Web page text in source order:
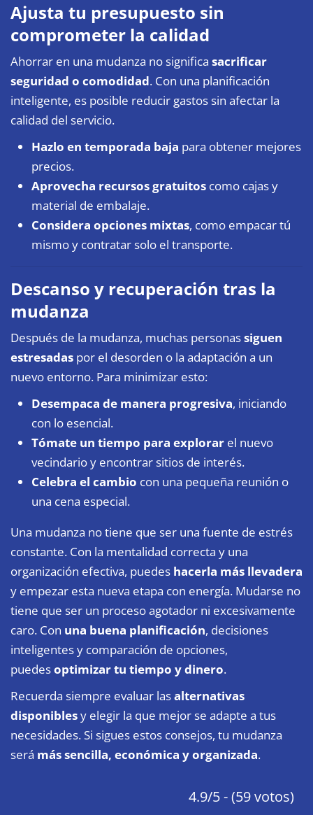
Ajusta tu presupuesto sin
comprometer la calidad
Ahorrar en una mudanza no significa sacrificar
seguridad o comodidad. Con una planificación
inteligente, es posible reducir gastos sin afectar la
calidad del servicio.
Hazlo en temporada baja para obtener mejores
precios.
Aprovecha recursos gratuitos como cajas y
material de embalaje.
Considera opciones mixtas, como empacar tú
mismo y contratar solo el transporte.
Descanso y recuperación tras la
mudanza
Después de la mudanza, muchas personassiguen
estresadas por el desorden o la adaptación a un
nuevo entorno. Para minimizar esto:
Desempaca de manera progresiva, iniciando
con lo esencial.
Tómate un tiempo para explorar el nuevo
vecindario y encontrar sitios de interés.
Celebra el cambio con una pequeña reunión o
una cena especial.
Una mudanza no tiene que ser una fuente de estrés
constante. Con la mentalidad correcta y una
organización efectiva, puedes hacerla más llevadera
y empezar esta nueva etapa con energía. Mudarse no
tiene que ser un proceso agotador ni excesivamente
caro. Con una buena planificación, decisiones
inteligentes y comparación de opciones,
puedesoptimizar tu tiempo y dinero.
Recuerda siempre evaluar lasalternativas
disponiblesy elegir la que mejor se adapte a tus
necesidades. Si sigues estos consejos, tu mudanza
será más sencilla, económica y organizada.
4.9/5 - (59 votos)